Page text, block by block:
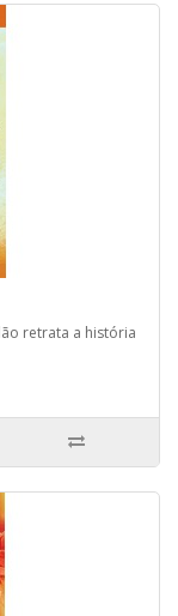
retrata a história